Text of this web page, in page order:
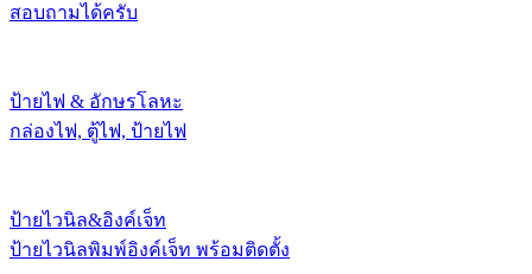
สอบถามได้ครับ
ป้ายไฟ & อักษรโลหะ
กล่องไฟ, ตู้ไฟ, ป้ายไฟ
ป้ายไวนิล&อิงค์เจ็ท
ป้ายไวนิลพิมพ์อิงค์เจ็ท พร้อมติดตั้ง